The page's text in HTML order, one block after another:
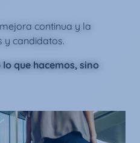
continua y la
y candidatos.
que hacemos, sino